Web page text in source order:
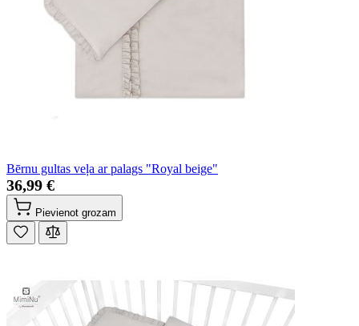
Bērnu gultas veļa ar palags "Royal beige"
36,99 €
Pievienot grozam